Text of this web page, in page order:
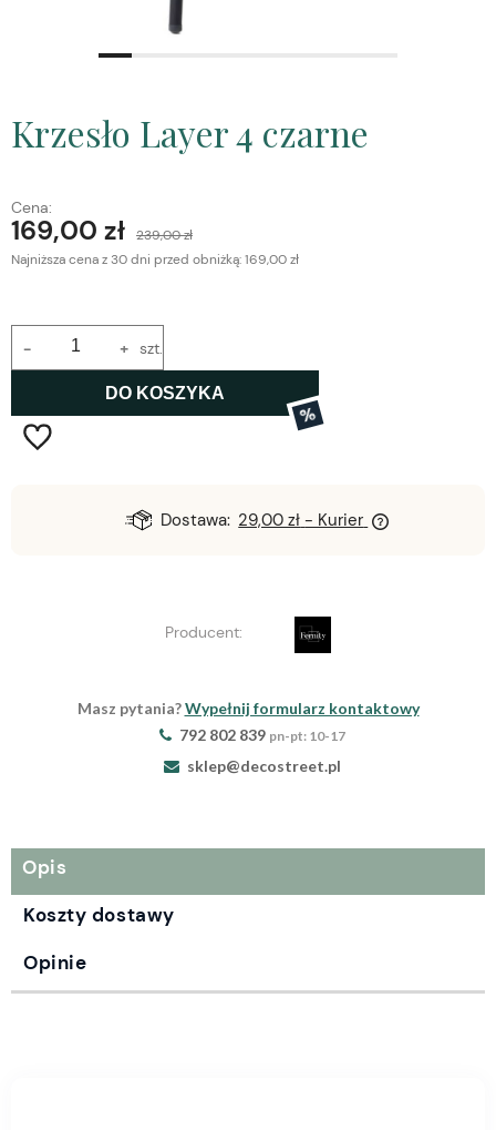
Krzesło Layer 4 czarne
Cena:
169,00 zł
239,00 zł
Najniższa cena z 30 dni przed obniżką:169,00 zł
+
- szt.
DO KOSZYKA
%
Dostawa: 29,00 zł - Kurier
Producent:
Masz pytania?Wypełnij formularz kontaktowy
792 802 839 pn-pt: 10-17
sklep@decostreet.pl
Opis
Koszty dostawy
Opinie